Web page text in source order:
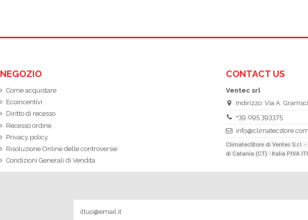
NEGOZIO
Come acquistare
Ecoincentivi
Diritto di recesso
Recesso ordine
Privacy policy
Risoluzione Online delle controversie
Condizioni Generali di Vendita
CONTACT US
Ventec srl
Indirizzo: Via A.
+39 095 393375
info@climatecstore.com
ClimatecStore di Ventec S.r.l.
di Catania (CT) - Italia P.IVA